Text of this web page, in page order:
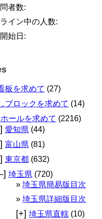
者数:
イン中の人数:
始日:
板を求めて (27)
ブロックを求めて (14)
ールを求めて (2216)
愛知県 (44)
富山県 (81)
東京都 (632)
埼玉県 (720)
埼玉県簡易版目次
埼玉県詳細版目次
[+] 埼玉県直轄 (10)